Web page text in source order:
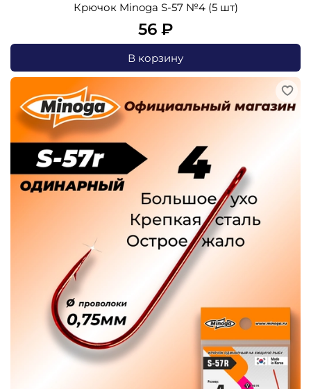
Крючок Minoga S-57 №4 (5 шт)
56 ₽
В корзину